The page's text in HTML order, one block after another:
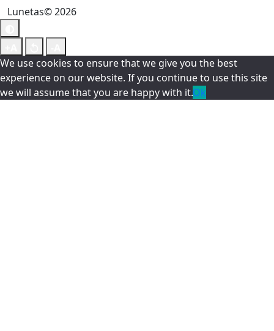
Lunetas© 2026
We use cookies to ensure that we give you the best
experience on our website. If you continue to use this site
we will assume that you are happy with it.Ok